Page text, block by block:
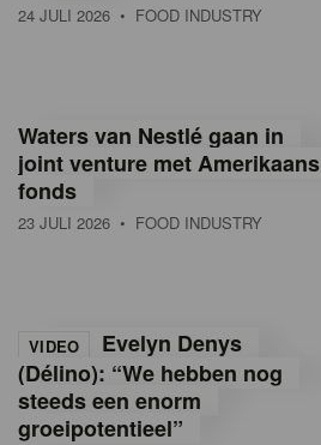
24 JULI 2026 • FOOD INDUSTRY
Waters van Nestlé gaan in
joint venture met Amerikaans
fonds
23 JULI 2026 • FOOD INDUSTRY
VIDEO
Evelyn Denys
(Délino): “We hebben nog
steeds een enorm
groeipotentieel”